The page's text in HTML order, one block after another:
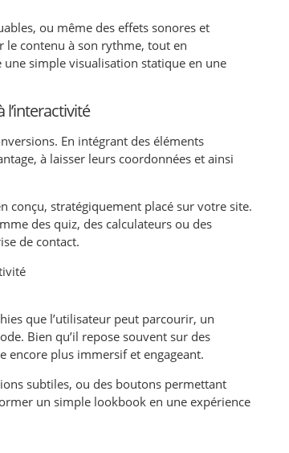
ou même des effets sonores et
le contenu à son rythme, tout en
simple visualisation statique en une
En intégrant des éléments
à laisser leurs coordonnées et ainsi
conçu, stratégiquement placé sur votre site.
des quiz, des calculateurs ou des
de contact.
que l’utilisateur peut parcourir, un
Bien qu’il repose souvent sur des
encore plus immersif et engageant.
subtiles, ou des boutons permettant
un simple lookbook en une expérience